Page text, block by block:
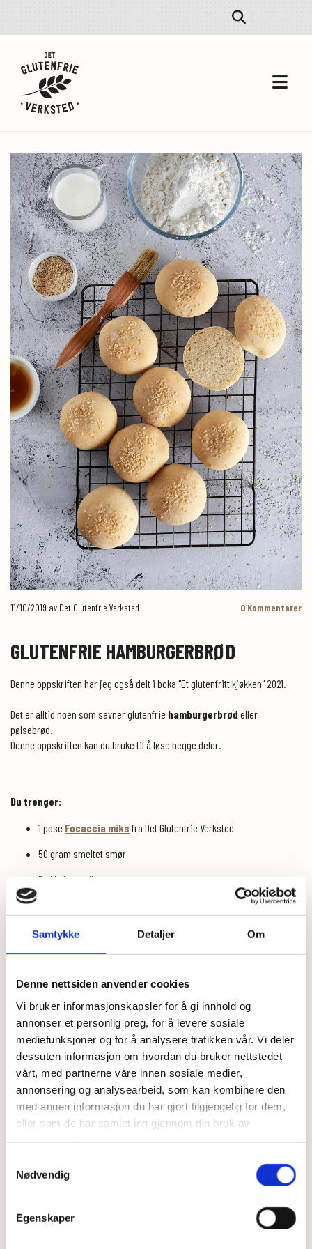
Samtykke Detaljer Om
Denne nettsiden anvender cookies
Vi bruker informasjonskapsler for å gi innhold og
annonser et personlig preg, for å levere sosiale
mediefunksjoner og for å analysere trafikken vår. Vi deler
dessuten informasjon om hvordan du bruker nettstedet
vårt, med partnerne våre innen sosiale medier,
annonsering og analysearbeid, som kan kombinere den
med annen informasjon du har gjort tilgjengelig for dem,
eller som de har samlet inn gjennom din bruk av
Nødvendig
Egenskaper
11/10/2019 av Det Glutenfrie Verksted 0 Kommentarer
GLUTENFRIE HAMBURGERBRØD
Denne oppskriften har jeg også delt i boka "Et glutenfritt kjøkken" 2021.
Det er alltid noen som savner glutenfrie hamburgerbrød eller
pølsebrød.
Denne oppskriften kan du bruke til å løse begge deler.
Du trenger:
1 pose Focaccia miks fra Det Glutenfrie Verksted
50 gram smeltet smør
3 dl kulturmelk
1 ss honning
1 pk fersk gjær
Sett oven på 200° ettre heving.
Start med å varme opp kulturmelk, vann o gsmør til fingerlunken
temperatur. Bland deretter inn honningen og løs opp gjæren i væsken før
du heller den i en bakebolle. Tilsett så melet. Blandes godt i en
kjøkkenmaskin, bruk k.spade (grind), min 5 min.
Sett til heving i 45 min
Ha litt ekstra mel på kjøkkenbenken og form deigen til en avlang pølse
som du deretter deler opp i like deler - jeg får 9 burgerbrød av denne
oppskrfiten.
Kle et stekbrett med bakepapir og form burgerbrødene runde. Trykk dem
flate før du legger dem på stekebrettet. Sett til ny heving i ca 30 min